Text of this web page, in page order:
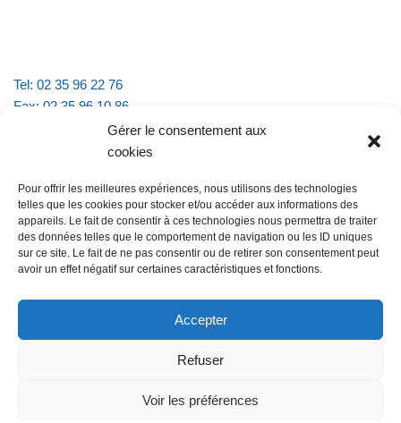
Gérer le consentement aux
cookies
Pour offrir les meilleures expériences, nous utilisons des technologies
telles que les cookies pour stocker et/ou accéder aux informations des
appareils. Le fait de consentir à ces technologies nous permettra de traiter
des données telles que le comportement de navigation ou les ID uniques
sur ce site. Le fait de ne pas consentir ou de retirer son consentement peut
avoir un effet négatif sur certaines caractéristiques et fonctions.
Accepter
Refuser
Voir les préférences
Tel: 02 35 96 22 76
Fax: 02 35 96 10 86
Email : mairie.vattevillelarue@wanadoo.fr
lundi et jeudi de 9h à 11h30
mardi et vendredi de 16h à 18h30
@Vatteville-la-rue mentions légales